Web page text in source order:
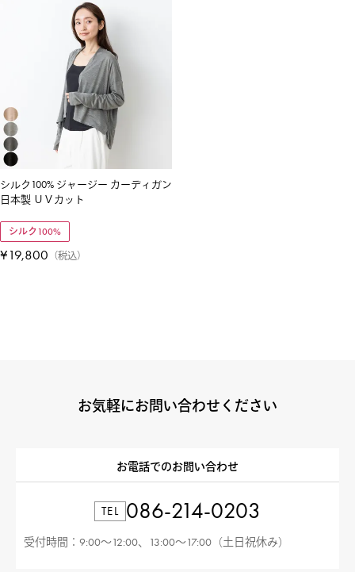
シルク100% ジャージー カーディガン
日本製 ＵＶカット
シルク100%
¥19,800 税込
お気軽にお問い合わせください
お電話でのお問い合わせ
TEL 086-214-0203
受付時間：9:00〜12:00、13:00〜17:00（土日祝休み）